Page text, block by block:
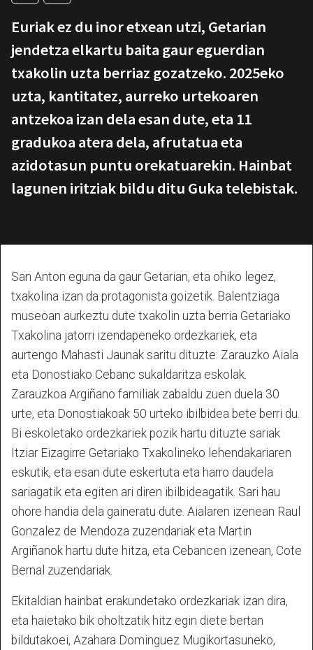
Euriak ez du inor etxean utzi, Getarian
jendetza elkartu baita gaur eguerdian
txakolin uzta berriaz gozatzeko. 2025eko
uzta, kantitatez, aurreko urtekoaren
antzekoa izan dela esan dute, eta 11
gradukoa atera dela, afrutatua eta
azidotasun puntu orekatuarekin. Hainbat
lagunen iritziak bildu ditu Guka telebistak.
San Anton eguna da gaur Getarian, eta ohiko legez,
txakolina izan da protagonista goizetik. Balentziaga
museoan aurkeztu dute txakolin uzta berria Getariako
Txakolina jatorri izendapeneko ordezkariek, eta
aurtengo Mahasti Jaunak saritu dituzte: Zarauzko Aiala
eta Donostiako Cebanc sukaldaritza eskolak.
Zarauzkoa Argiñano familiak zabaldu zuen duela 30
urte, eta Donostiakoak 50 urteko ibilbidea bete berri du.
Bi eskoletako ordezkariek pozik hartu dituzte sariak
Itziar Eizagirre Getariako Txakolineko lehendakariaren
eskutik, eta esan dute eskertuta eta harro daudela
sariagatik eta egiten ari diren ibilbideagatik. Sari hau
ohore handia dela gaineratu dute. Aialaren izenean Raul
Gonzalez de Mendoza zuzendariak eta Martin
Argiñanok hartu dute hitza, eta Cebancen izenean, Cote
Bernal zuzendariak.
Ekitaldian hainbat erakundetako ordezkariak izan dira,
eta haietako bik oholtzatik hitz egin diete bertan
bildutakoei, Azahara Dominguez Mugikortasuneko,